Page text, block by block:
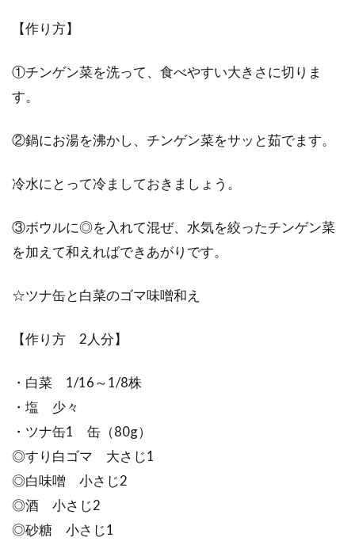
【作り方】
①チンゲン菜を洗って、食べやすい大きさに切りま
す。
②鍋にお湯を沸かし、チンゲン菜をサッと茹でます。
冷水にとって冷ましておきましょう。
③ボウルに◎を入れて混ぜ、水気を絞ったチンゲン菜
を加えて和えればできあがりです。
☆ツナ缶と白菜のゴマ味噌和え
【作り方 2人分】
・白菜 1/16～1/8株
・塩 少々
・ツナ缶1 缶（80g）
◎すり白ゴマ 大さじ1
◎白味噌 小さじ2
◎酒 小さじ2
◎砂糖 小さじ1